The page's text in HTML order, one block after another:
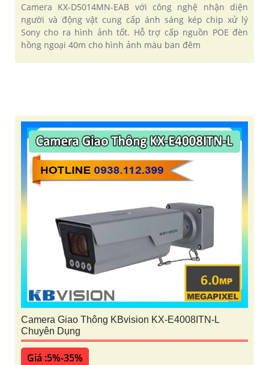
Camera KX-D5014MN-EAB với công nghệ nhận diện
người và động vật cung cấp ánh sáng kép chip xử lý
Sony cho ra hình ảnh tốt. Hỗ trợ cấp nguồn POE đèn
hồng ngoại 40m cho hình ảnh màu ban đêm
Camera Giao Thông KBvision KX-E4008ITN-L
Chuyên Dụng
Giá :5%-35%